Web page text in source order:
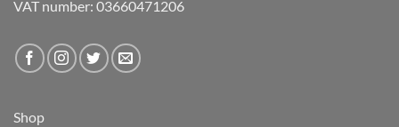
VAT number: 03660471206
Shop